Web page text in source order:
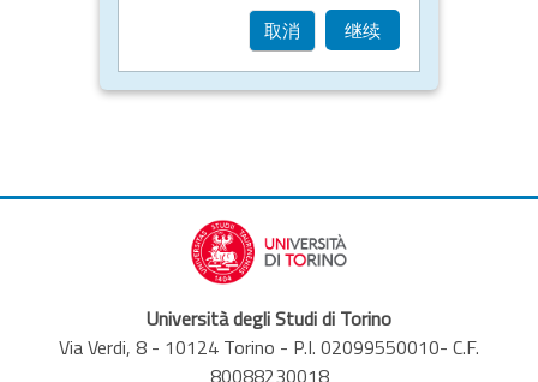
取消 继续
Università degli Studi di Torino
Via Verdi, 8 - 10124 Torino - P.I. 02099550010- C.F.
80088230018